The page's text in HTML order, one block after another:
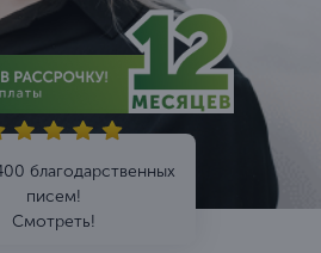
благодарственных
писем!
Смотреть!